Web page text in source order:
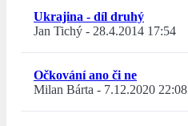
Ukrajina - díl druhý
Jan Tichý - 28.4.2014 17:54
Očkování ano či ne
Milan Bárta - 7.12.2020 22:08